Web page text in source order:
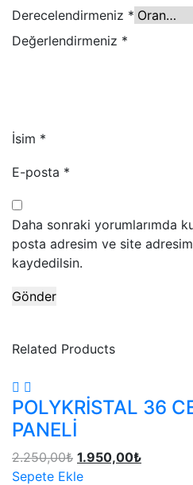
Derecelendirmeniz *
Değerlendirmeniz *
İsim *
E-posta *
Daha sonraki yorumlarımda
posta adresim ve site adresim
kaydedilsin.
Related Products
POLYKRİSTAL 36
PANELİ
2.250,00₺ 1.950,00₺
Sepete Ekle